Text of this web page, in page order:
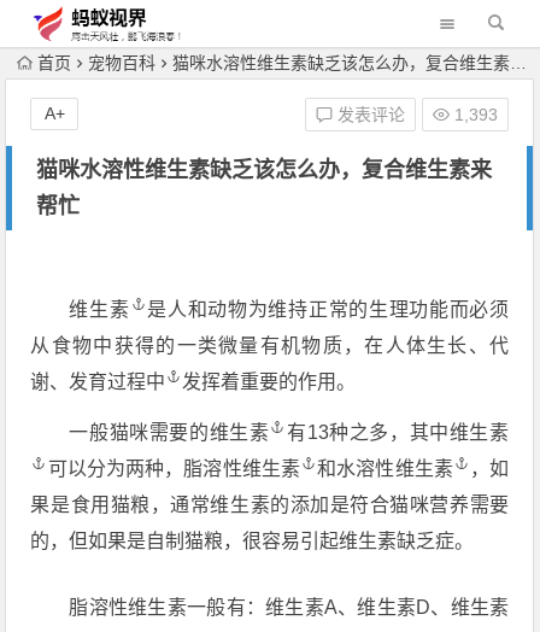
首页 宠物百科 猫咪水溶性维生素缺乏该怎么办，复合维生素来帮忙
猫咪水溶性维生素缺乏该怎么办，复合维生素来
帮忙
发表评论 1,393
A+
维生素
是人和动物为维持正常的生理功能而必须
从食物中获得的一类微量有机物质，在人体生长、代
谢、发育过程中 发挥着重要的作用。
一般猫咪需要的维生素 有13种之多，其中维生素
可以分为两种，脂溶性维生素 和水溶性维生素
，如
果是食用猫粮，通常维生素的添加是符合猫咪营养需要
的，但如果是自制猫粮，很容易引起维生素缺乏症。
脂溶性维生素一般有：维生素A、维生素D、维生素